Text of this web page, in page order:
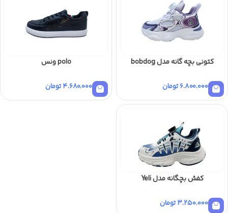
کتونی بچه گانه مدل bobdog
6.800.000تومان
polo ونس
4.680.000تومان
کفش بچگانه مدل Yeli
3.250.000تومان